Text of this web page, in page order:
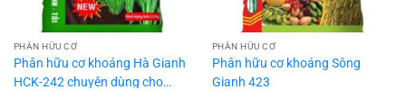
PHÂN HỮU CƠ
Phân hữu cơ khoáng Hà Gianh
HCK-242 chuyên dùng cho
PHÂN HỮU CƠ
Phân hữu cơ khoáng Sông
Gianh 423